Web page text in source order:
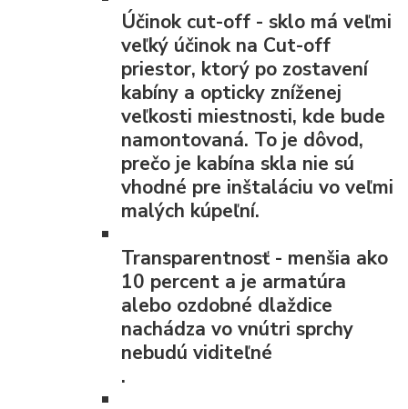
Účinok cut-off - sklo má veľmi
veľký účinok na Cut-off
priestor, ktorý po zostavení
kabíny a opticky zníženej
veľkosti miestnosti, kde bude
namontovaná. To je dôvod,
prečo je kabína skla nie sú
vhodné pre inštaláciu vo veľmi
malých kúpeľní.
Transparentnosť - menšia ako
10 percent a je armatúra
alebo ozdobné dlaždice
nachádza vo vnútri sprchy
nebudú viditeľné
.